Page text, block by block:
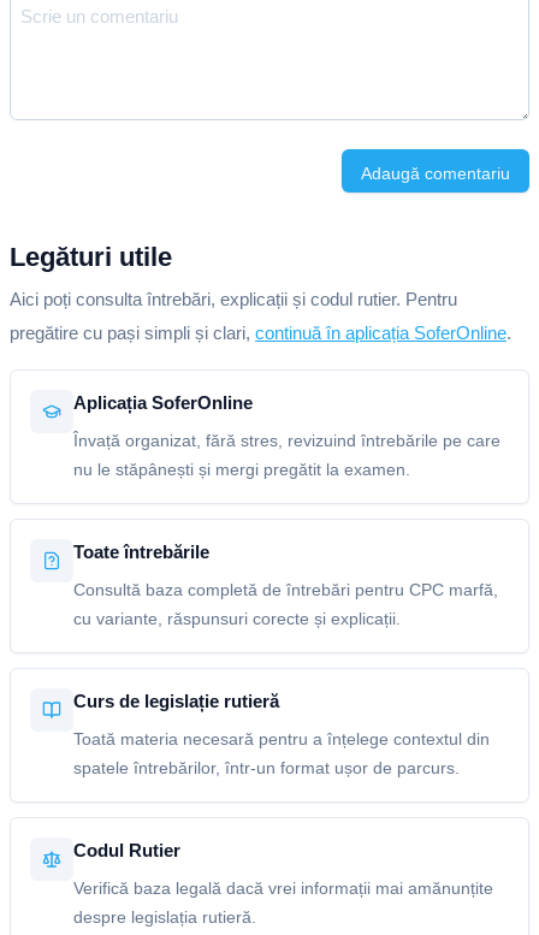
Adaugă comentariu
Legături utile
Aici poți consulta întrebări, explicații și codul rutier. Pentru
pregătire cu pași simpli și clari, continuă în aplicația SoferOnline.
Aplicația SoferOnline
Învață organizat, fără stres, revizuind întrebările pe care
nu le stăpânești și mergi pregătit la examen.
Toate întrebările
Consultă baza completă de întrebări pentru CPC marfă,
cu variante, răspunsuri corecte și explicații.
Curs de legislație rutieră
Toată materia necesară pentru a înțelege contextul din
spatele întrebărilor, într-un format ușor de parcurs.
Codul Rutier
Verifică baza legală dacă vrei informații mai amănunțite
despre legislația rutieră.